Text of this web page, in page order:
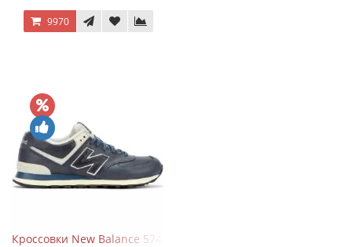
9970
Кроссовки New Balance 574 Classic Blue White Leather